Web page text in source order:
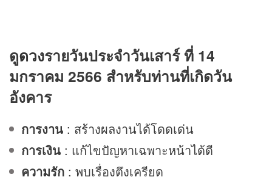
ดูดวงรายวันประจำวันเสาร์ ที่ 14
มกราคม 2566 สำหรับท่านที่เกิดวัน
อังคาร
การงาน : สร้างผลงานได้โดดเด่น
การเงิน : แก้ไขปัญหาเฉพาะหน้าได้ดี
ความรัก : พบเรื่องตึงเครียด